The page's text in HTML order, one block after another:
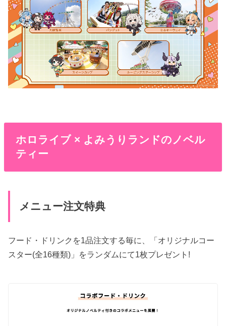
ホロライブ × よみうりランドのノベル
ティー
メニュー注文特典
フード・ドリンクを1品注文する毎に、「オリジナルコー
スター(全16種類)」をランダムにて1枚プレゼント!